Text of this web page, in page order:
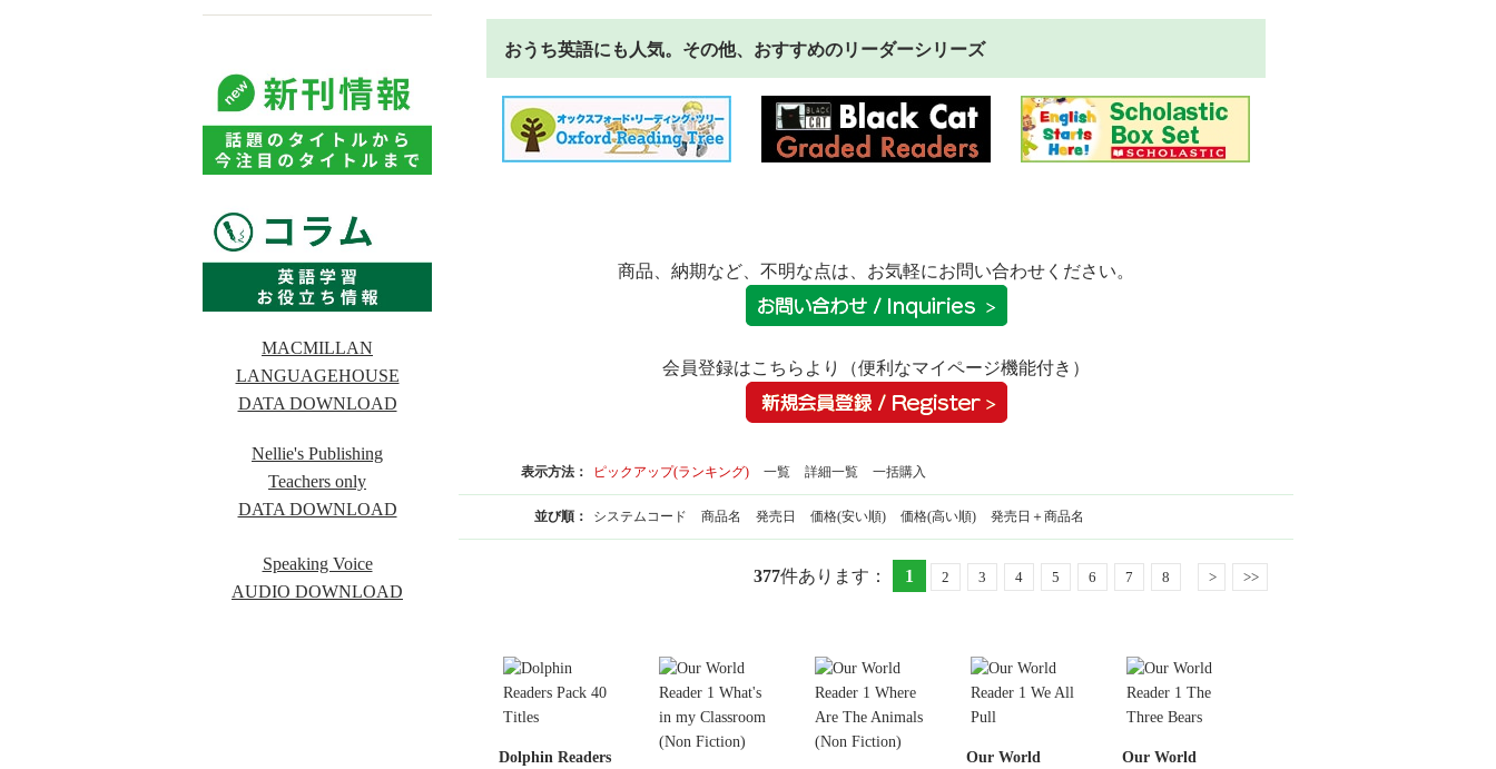
おうち英語にも人気。その他、おすすめのリーダーシリーズ
商品、納期など、不明な点は、お気軽にお問い合わせください。
会員登録はこちらより（便利なマイページ機能付き）
表示方法： ピックアップ(ランキング) 一覧 詳細一覧 一括購入
並び順： システムコード 商品名 発売日 価格(安い順) 価格(高い順) 発売日＋商品名
377件あります ： 1 2 3 4 5 6 7 8 > >>
Dolphin Readers
Our World
Our World
MACMILLAN
LANGUAGEHOUSE
DATA DOWNLOAD
Nellie's Publishing
Teachers only
DATA DOWNLOAD
Speaking Voice
AUDIO DOWNLOAD